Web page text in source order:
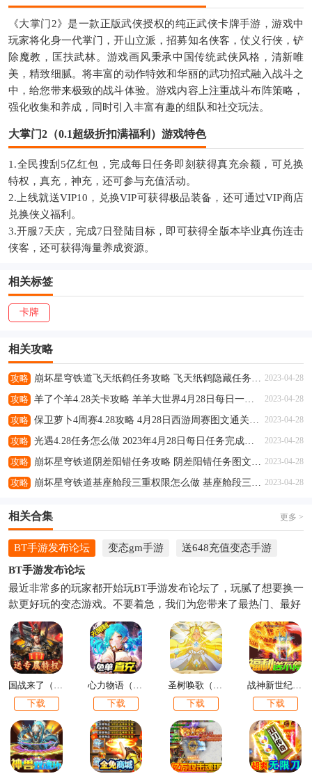
《大掌门2》是一款正版武侠授权的纯正武侠卡牌手游，游戏中
玩家将化身一代掌门，开山立派，招募知名侠客，仗义行侠，铲
除魔教，匡扶武林。游戏画风秉承中国传统武侠风格，清新唯
美，精致细腻。将丰富的动作特效和华丽的武功招式融入战斗之
中，给您带来极致的战斗体验。游戏内容上注重战斗布阵策略，
强化收集和养成，同时引入丰富有趣的组队和社交玩法。
大掌门2（0.1超级折扣满福利）游戏特色
1.全民搜刮5亿红包，完成每日任务即刻获得真充余额，可兑换
特权，真充，神充，还可参与充值活动。
2.上线就送VIP10，兑换VIP可获得极品装备，还可通过VIP商店
兑换侠义福利。
3.开服7天庆，完成7日登陆目标，即可获得全版本毕业真伤连击
侠客，还可获得海量养成资源。
相关标签
卡牌
相关攻略
攻略 2023-04-28
攻略 2023-04-28
攻略 2023-04-28
攻略 2023-04-28
攻略 2023-04-28
攻略 2023-04-28
相关合集 更多 >
BT手游发布论坛 变态gm手游
送648充值变态手游
BT手游发布论坛
最近非常多的玩家都开始玩BT手游发布论坛了，玩腻了想要换一
款更好玩的变态游戏。不要着急，我们为您带来了最热门、最好
玩的变态件套免费下载，并且实时更新，为您带来最好的游戏体
验。下面就和小编一起来看看吧，总有一款BT手游发布论坛是你
喜欢的，快来下载体验吧。
下载
下载
下载
下载